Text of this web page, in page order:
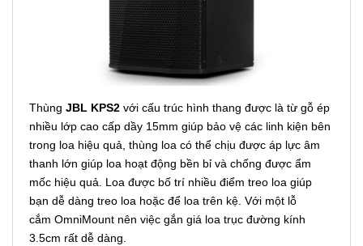
Thùng JBL KPS2 với cấu trúc hình thang được là từ gỗ ép
nhiều lớp cao cấp dầy 15mm giúp bảo vệ các linh kiện bên
trong loa hiệu quả, thùng loa có thể chịu được áp lực âm
thanh lớn giúp loa hoạt động bền bỉ và chống được ẩm
mốc hiệu quả. Loa được bố trí nhiều điểm treo loa giúp
bạn dễ dàng treo loa hoặc để loa trên kệ. Với một lỗ
cắm OmniMount nên việc gắn giá loa trục đường kính
3.5cm rất dễ dàng.